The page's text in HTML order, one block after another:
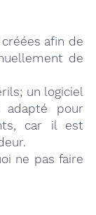
afin de
de
un logiciel
pour
car il est
ne pas faire